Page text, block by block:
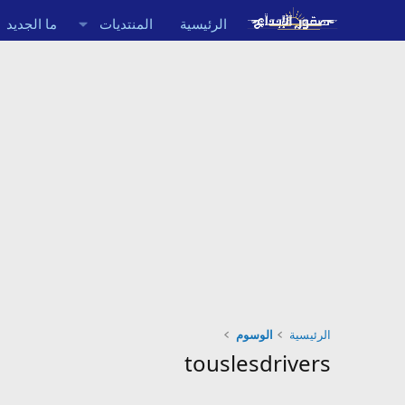
الرئيسية المنتديات ما الجديد
الرئيسية الوسوم
touslesdrivers